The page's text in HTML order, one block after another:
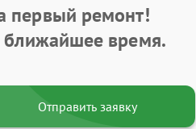
первый ремонт!
время.
Отправить заявку